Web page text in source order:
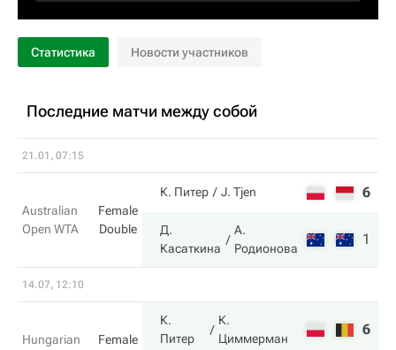
Статистика Новости участников
Последние матчи между собой
21.01, 07:15
Australian
Open WTA
Female
Double
К. Питер J. Tjen 6
Д.
Касаткина
А.
Родионова
1
14.07, 12:10
Hungarian
Female
К.
Питер
К.
Циммерман
6